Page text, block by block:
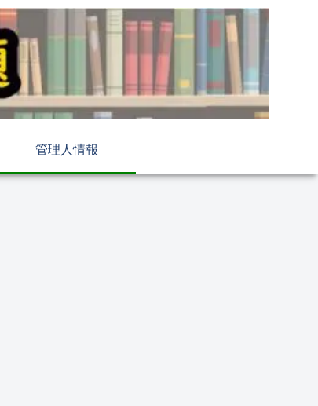
管理人情報